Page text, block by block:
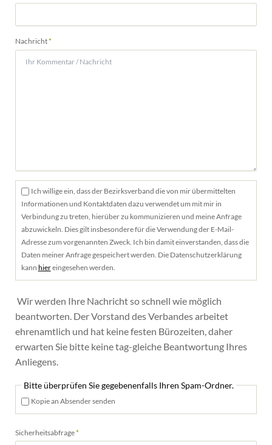
Pflichtfeld
Nachricht*
Ich willige ein, dass der Bezirksverband die von mir übermittelten
Informationen und Kontaktdaten dazu verwendet um mit mir in
Verbindung zu treten, hierüber zu kommunizieren und meine Anfrage
abzuwickeln. Dies gilt insbesondere für die Verwendung der E-Mail-
Adresse zum vorgenannten Zweck. Ich bin damit einverstanden, dass die
Daten meiner Anfrage gespeichert werden. Die Datenschutzerklärung
kann hiereingesehen werden.
Wir werden Ihre Nachricht so schnell wie möglich
beantworten. Der Vorstand des Verbandes arbeitet
ehrenamtlich und hat keine festen Bürozeiten, daher
erwarten Sie bitte keine tag-gleiche Beantwortung Ihres
Anliegens.
Bitte überprüfen Sie gegebenenfalls Ihren Spam-Ordner.
Kopie an Absender senden
Pflichtfeld
Sicherheitsabfrage*